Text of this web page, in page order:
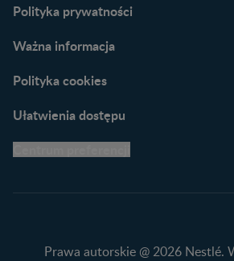
Polityka prywatności
Ważna informacja
Polityka cookies
Ułatwienia dostępu
Prawa autorskie @ 2026 Nestlé.